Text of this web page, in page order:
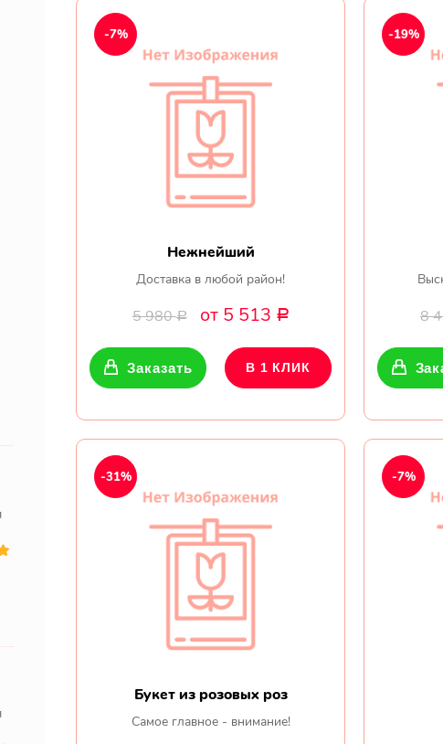
Нежнейший
Доставка в любой район!
5 980Р от 5 513 Р
-7%
Заказать В 1 КЛИК
8
-19%
Букет из розовых роз
Самое главное - внимание!
-31% -7%